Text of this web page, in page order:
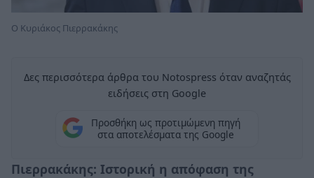
Ο Κυριάκος Πιερρακάκης
Δες περισσότερα άρθρα του Notospress όταν αναζητάς
ειδήσεις στη Google
Προσθήκη ως προτιμώμενη πηγή
στα αποτελέσματα της Google
Πιερρακάκης: Ιστορική η απόφαση της